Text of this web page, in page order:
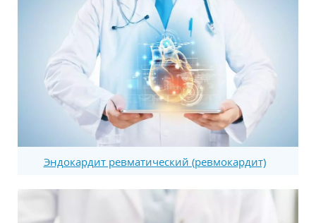
Эндокардит ревматический (ревмокардит)